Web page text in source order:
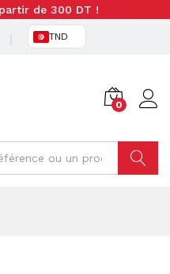
de 300 DT !
TND
0